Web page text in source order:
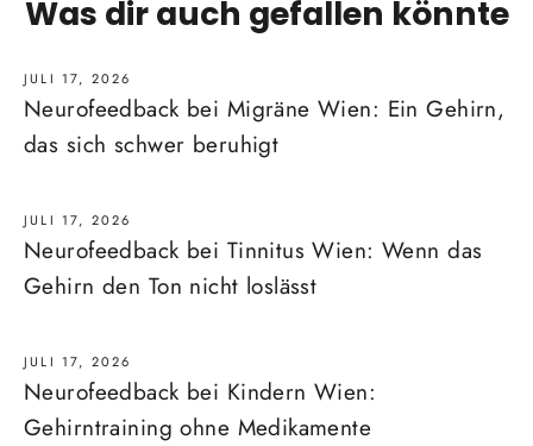
Was dir auch gefallen könnte
JULI 17, 2026
Neurofeedback bei Migräne Wien: Ein Gehirn,
das sich schwer beruhigt
JULI 17, 2026
Neurofeedback bei Tinnitus Wien: Wenn das
Gehirn den Ton nicht loslässt
JULI 17, 2026
Neurofeedback bei Kindern Wien:
Gehirntraining ohne Medikamente